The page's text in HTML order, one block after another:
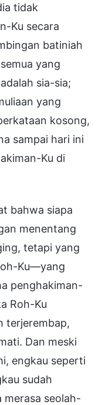
tidak
Ku secara
batiniah
yang
sia-sia;
yang
kosong,
sampai hari ini
Ku di
bahwa siapa
menentang
tetapi yang
Ku—yang
penghakiman-
Roh-Ku
terjerembap,
Dan meski
engkau seperti
sudah
merasa seolah-